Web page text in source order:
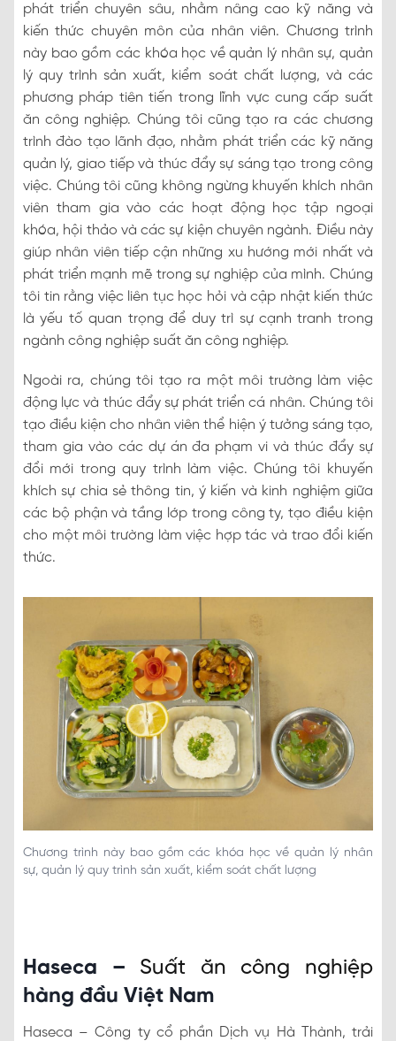
phát triển chuyên sâu, nhằm nâng cao kỹ năng và
kiến thức chuyên môn của nhân viên. Chương trình
này bao gồm các khóa học về quản lý nhân sự, quản
lý quy trình sản xuất, kiểm soát chất lượng, và các
phương pháp tiên tiến trong lĩnh vực cung cấp suất
ăn công nghiệp. Chúng tôi cũng tạo ra các chương
trình đào tạo lãnh đạo, nhằm phát triển các kỹ năng
quản lý, giao tiếp và thúc đẩy sự sáng tạo trong công
việc. Chúng tôi cũng không ngừng khuyến khích nhân
viên tham gia vào các hoạt động học tập ngoại
khóa, hội thảo và các sự kiện chuyên ngành. Điều này
giúp nhân viên tiếp cận những xu hướng mới nhất và
phát triển mạnh mẽ trong sự nghiệp của mình. Chúng
tôi tin rằng việc liên tục học hỏi và cập nhật kiến thức
là yếu tố quan trọng để duy trì sự cạnh tranh trong
ngành công nghiệp suất ăn công nghiệp.
Ngoài ra, chúng tôi tạo ra một môi trường làm việc
động lực và thúc đẩy sự phát triển cá nhân. Chúng tôi
tạo điều kiện cho nhân viên thể hiện ý tưởng sáng tạo,
tham gia vào các dự án đa phạm vi và thúc đẩy sự
đổi mới trong quy trình làm việc. Chúng tôi khuyến
khích sự chia sẻ thông tin, ý kiến ​​và kinh nghiệm giữa
các bộ phận và tầng lớp trong công ty, tạo điều kiện
cho một môi trường làm việc hợp tác và trao đổi kiến
thức.
Chương trình này bao gồm các khóa học về quản lý nhân
sự, quản lý quy trình sản xuất, kiểm soát chất lượng
Haseca – Suất ăn công nghiệp
hàng đầu Việt Nam
Haseca – Công ty cổ phần Dịch vụ Hà Thành, trải